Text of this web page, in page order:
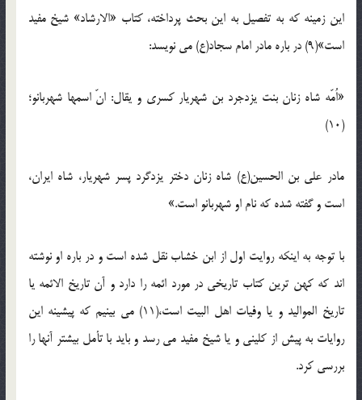
این زمینه که به تفصیل به این بحث پرداخته، کتاب «الارشاد» شیخ مفید
است»(9) در باره مادر امام سجاد(ع) می نویسد:
«اُمّه شاه زنان بنت یزدجرد بن شهریار کسری و یقال: انّ اسمها شهربانو؛
(10)
مادر علی بن الحسین(ع) شاه زنان دختر یزدگرد پسر شهریار، شاه ایران،
است و گفته شده که نام او شهربانو است.»
با توجه به اینکه روایت اول از ابن خشاب نقل شده است و در باره او نوشته
اند که کهن ترین کتاب تاریخی در مورد ائمه را دارد و آن تاریخ الائمه یا
تاریخ الموالید و یا وفیات اهل البیت است،(11) می بینیم که پیشینه این
روایات به پیش از کلینی و یا شیخ مفید می رسد و باید با تأمل بیشتر آنها را
بررسی کرد.